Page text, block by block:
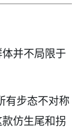
并不局限于
有步态不对称
仿生尾和拐